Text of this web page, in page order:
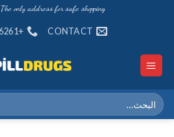
The only address for safe shopping
CONTACT
+905469256261
البحث
عن: